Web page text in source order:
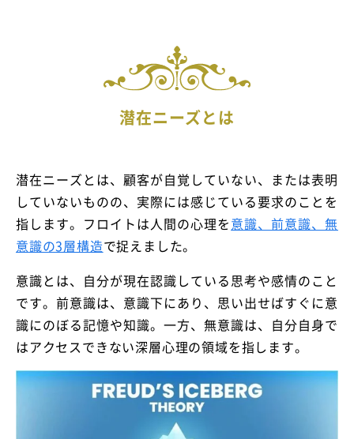
潜在ニーズとは
潜在ニーズとは、顧客が自覚していない、または表明
していないものの、実際には感じている要求のことを
指します。フロイトは人間の心理を意識、前意識、無
意識の3層構造で捉えました。
意識とは、自分が現在認識している思考や感情のこと
です。前意識は、意識下にあり、思い出せばすぐに意
識にのぼる記憶や知識。一方、無意識は、自分自身で
はアクセスできない深層心理の領域を指します。